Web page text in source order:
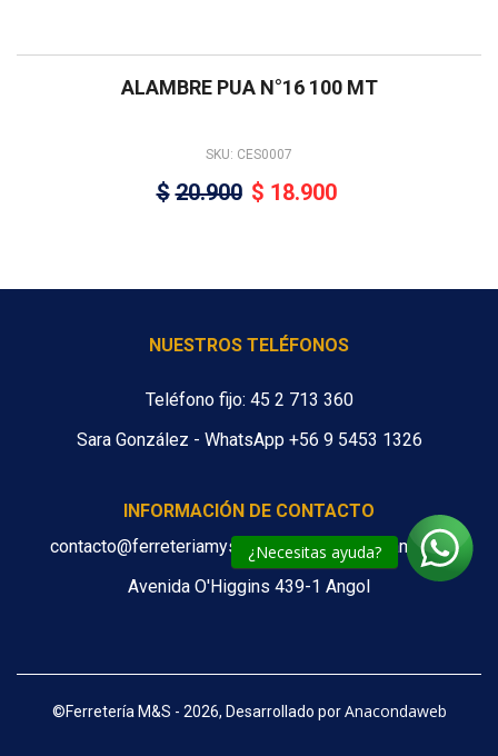
¿Necesitas ayuda?
ALAMBRE PUA N°16 100 MT
SKU: CES0007
$ 20.900 $ 18.900
NUESTROS TELÉFONOS
Teléfono fijo: 45 2 713 360
Sara González - WhatsApp +56 9 5453 1326
INFORMACIÓN DE CONTACTO
contacto@ferreteriamys.cl ventas@ferreteriamys.cl
Avenida O'Higgins 439-1 Angol
©Ferretería M&S - 2026, Desarrollado por Anacondaweb